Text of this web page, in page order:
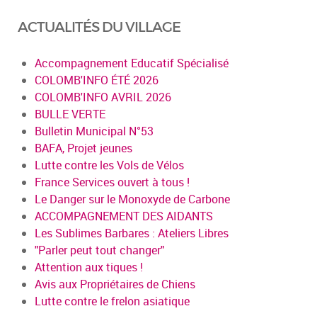
ACTUALITÉS DU VILLAGE
Accompagnement Educatif Spécialisé
COLOMB'INFO ÉTÉ 2026
COLOMB'INFO AVRIL 2026
BULLE VERTE
Bulletin Municipal N°53
BAFA, Projet jeunes
Lutte contre les Vols de Vélos
France Services ouvert à tous !
Le Danger sur le Monoxyde de Carbone
ACCOMPAGNEMENT DES AIDANTS
Les Sublimes Barbares : Ateliers Libres
"Parler peut tout changer"
Attention aux tiques !
Avis aux Propriétaires de Chiens
Lutte contre le frelon asiatique